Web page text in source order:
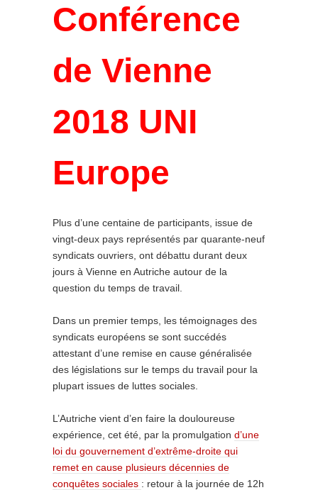
Conférence
de Vienne
2018 UNI
Europe
Plus d’une centaine de participants, issue de
vingt-deux pays représentés par quarante-neuf
syndicats ouvriers, ont débattu durant deux
jours à Vienne en Autriche autour de la
question du temps de travail.
Dans un premier temps, les témoignages des
syndicats européens se sont succédés
attestant d’une remise en cause généralisée
des législations sur le temps du travail pour la
plupart issues de luttes sociales.
L’Autriche vient d’en faire la douloureuse
expérience, cet été, par la promulgation d’une
loi du gouvernement d’extrême-droite qui
remet en cause plusieurs décennies de
conquêtes sociales : retour à la journée de 12h